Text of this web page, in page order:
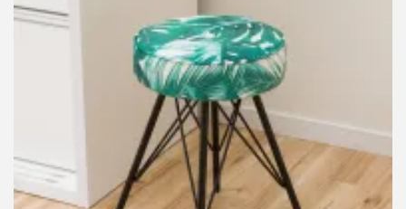
ブランディング
椅子